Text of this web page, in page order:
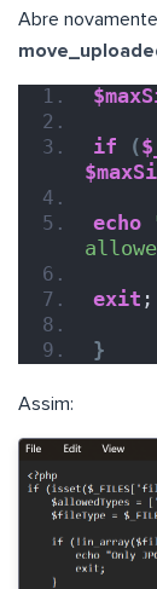
Abre
if (
echo
exit ;
}
Assim: